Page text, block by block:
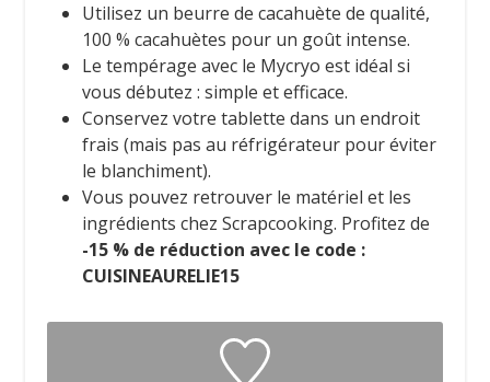
Utilisez un beurre de cacahuète de qualité,
100 % cacahuètes pour un goût intense.
Le tempérage avec le Mycryo est idéal si
vous débutez : simple et efficace.
Conservez votre tablette dans un endroit
frais (mais pas au réfrigérateur pour éviter
le blanchiment).
Vous pouvez retrouver le matériel et les
ingrédients chez Scrapcooking. Profitez de
-15 % de réduction avec le code :
CUISINEAURELIE15